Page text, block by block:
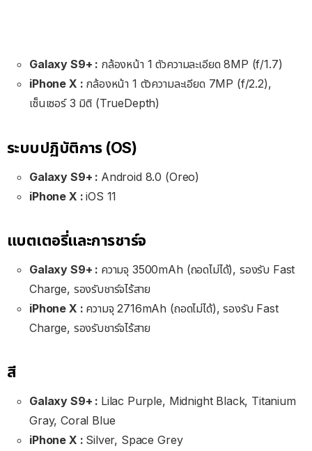
Galaxy S9+ : กล้องหน้า 1 ตัวความละเอียด 8MP (f/1.7)
iPhone X : กล้องหน้า 1 ตัวความละเอียด 7MP (f/2.2),
เซ็นเซอร์ 3 มิติ (TrueDepth)
ระบบปฏิบัติการ (OS)
Galaxy S9+ : Android 8.0 (Oreo)
iPhone X :iOS 11
แบตเตอรี่และการชาร์จ
Galaxy S9+ : ความจุ 3500mAh (ถอดไม่ได้), รองรับ Fast
Charge, รองรับชาร์จไร้สาย
iPhone X : ความจุ 2716mAh (ถอดไม่ได้), รองรับ Fast
Charge, รองรับชาร์จไร้สาย
สี
Galaxy S9+ : Lilac Purple, Midnight Black, Titanium
Gray, Coral Blue
iPhone X : Silver, Space Grey